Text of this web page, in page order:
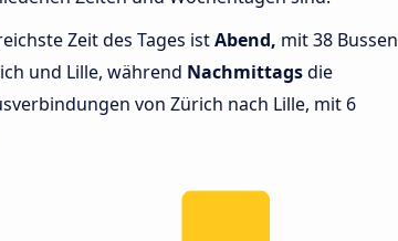
Zeit des Tages istAbend, mit 38 Bussen
und Lille, während Nachmittagsdie
von Zürich nach Lille, mit 6